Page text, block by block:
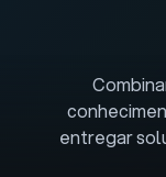
entregar